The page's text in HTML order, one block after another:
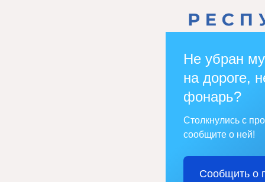
Не убран
на дороге,
фонарь?
Столкнулись с
сообщите о ней!
Сообщить о